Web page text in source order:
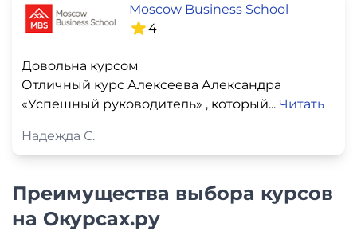
Moscow Business School
4
Довольна курсом
Отличный курс Алексеева Александра
«Успешный руководитель» , который... Читать
Надежда С.
Преимущества выбора курсов
на Окурсах.ру